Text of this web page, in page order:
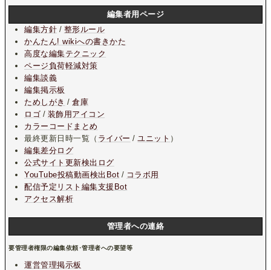
編集者用ページ
編集方針 / 整形ルール
かんたん! wikiへの書きかた
高度な編集テクニック
ページ負荷軽減対策
編集談義
編集掲示板
ためしがき /倉庫
ロゴ / 装飾用アイコン
カラーコードまとめ
最終更新日時一覧（ ライバー /ユニット ）
編集差分ログ
公式サイト更新検出ログ
YouTube投稿動画検出Bot / コラボ用
配信予定リスト編集支援Bot
アクセス解析
管理者への連絡
要管理者権限の編集依頼･管理者への要望等
運営管理掲示板